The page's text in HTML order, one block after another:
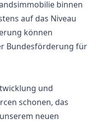
binnen
auf das Niveau
können
Bundesförderung für
und
schonen, das
neuen